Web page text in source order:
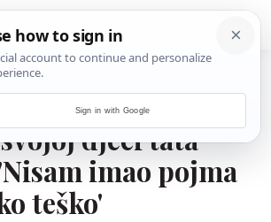
8 dana sam
djeci tata
imao pojma
teško'
Sign in with Google